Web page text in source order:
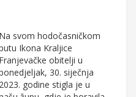
Na svom hodočasničkom
Ikona Kraljice
Franjevačke obitelji u
30. siječnja
2023. godine stigla je u